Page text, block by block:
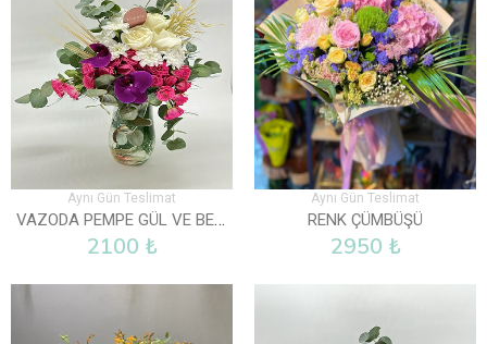
Aynı Gün Teslimat
VAZODA PEMPE GÜL VE BEYAZ GÜLLER
2100 ₺
Aynı Gün Teslimat
RENK ÇÜMBÜŞÜ
2950 ₺